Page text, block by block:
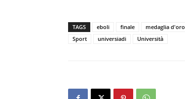
TAGS eboli finale medaglia d'oro
Sport
universiadi Università